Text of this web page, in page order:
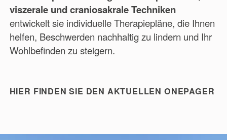
viszerale und craniosakrale Techniken
entwickelt sie individuelle Therapiepläne, die Ihnen
helfen, Beschwerden nachhaltig zu lindern und Ihr
Wohlbefinden zu steigern.
HIER FINDEN SIE DEN AKTUELLEN ONEPAGER